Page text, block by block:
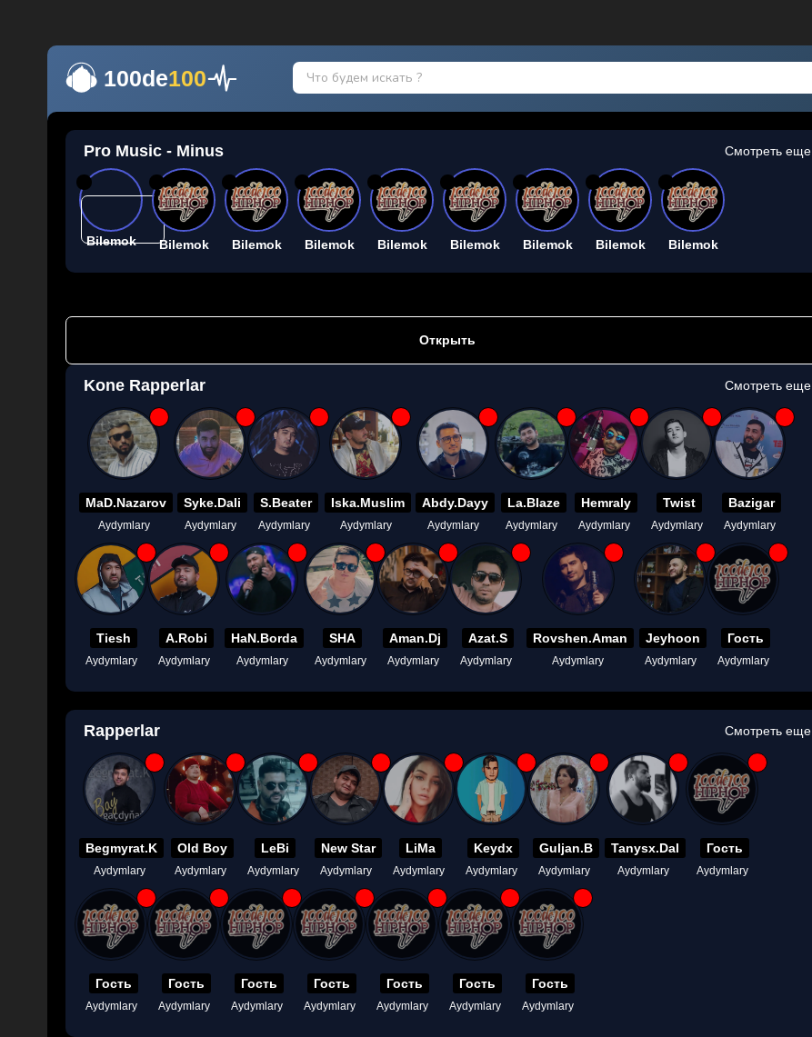
100de100
Pro Music - Minus Смотреть еще
Bilemok Bilemok Bilemok Bilemok Bilemok Bilemok Bilemok Bilemok Bilemok
Открыть
Kone Rapperlar Смотреть еще
MaD.Nazarov
Aydymlary
Syke.Dali
Aydymlary
S.Beater
Aydymlary
Iska.Muslim
Aydymlary
Abdy.Dayy
Aydymlary
La.Blaze
Aydymlary
Hemraly
Aydymlary
Twist
Aydymlary
Bazigar
Aydymlary
Tiesh
Aydymlary
A.Robi
Aydymlary
HaN.Borda
Aydymlary
SHA
Aydymlary
Aman.Dj
Aydymlary
Azat.S
Aydymlary
Rovshen.Aman
Aydymlary
Jeyhoon
Aydymlary
Гость
Aydymlary
Rapperlar Смотреть еще
Begmyrat.K
Aydymlary
Old Boy
Aydymlary
LeBi
Aydymlary
New Star
Aydymlary
LiMa
Aydymlary
Keydx
Aydymlary
Guljan.B
Aydymlary
Tanysx.Dal
Aydymlary
Гость
Aydymlary
Гость
Aydymlary
Гость
Aydymlary
Гость
Aydymlary
Гость
Aydymlary
Гость
Aydymlary
Гость
Aydymlary
Гость
Aydymlary